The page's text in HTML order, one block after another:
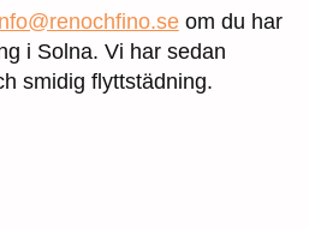
om du har
i Solna. Vi har sedan
smidig flyttstädning.